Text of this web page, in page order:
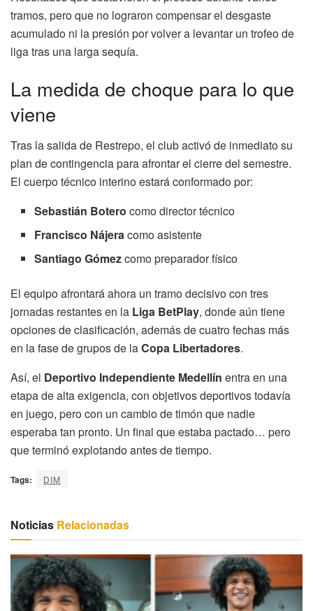
tramos, pero que no lograron compensar el desgaste
acumulado ni la presión por volver a levantar un trofeo de
liga tras una larga sequía.
La medida de choque para lo que
viene
Tras la salida de Restrepo, el club activó de inmediato su
plan de contingencia para afrontar el cierre del semestre.
El cuerpo técnico interino estará conformado por:
Sebastián Botero como director técnico
Francisco Nájeracomo asistente
Santiago Gómezcomo preparador físico
El equipo afrontará ahora un tramo decisivo con tres
jornadas restantes en la Liga BetPlay, donde aún tiene
opciones de clasificación, además de cuatro fechas más
en la fase de grupos de laCopa Libertadores.
Así, el Deportivo Independiente Medellín entra en una
etapa de alta exigencia, con objetivos deportivos todavía
en juego, pero con un cambio de timón que nadie
esperaba tan pronto. Un final que estaba pactado… pero
que terminó explotando antes de tiempo.
Tags: DIM
Noticias Relacionadas